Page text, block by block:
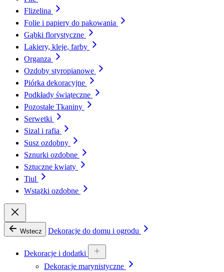
Flizelina
Folie i papiery do pakowania
Gąbki florystyczne
Lakiery, kleje, farby
Organza
Ozdoby styropianowe
Piórka dekoracyjne
Podkłady świąteczne
Pozostałe Tkaniny
Serwetki
Sizal i rafia
Susz ozdobny
Sznurki ozdobne
Sztuczne kwiaty
Tiul
Wstążki ozdobne
Wstecz Dekoracje do domu i ogrodu
Dekoracje i dodatki
Dekoracje marynistyczne